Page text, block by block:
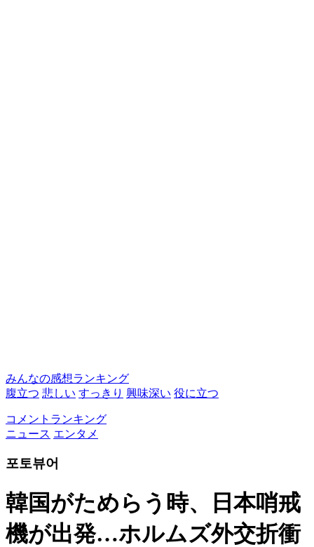
みんなの感想ランキング
腹立つ 悲しい すっきり 興味深い 役に立つ
コメントランキング
ニュース エンタメ
포토뷰어
韓国がためらう時、日本哨戒
機が出発…ホルムズ外交折衝